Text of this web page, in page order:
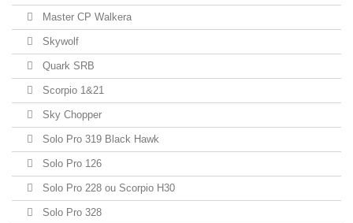
Master CP Walkera
Skywolf
Quark SRB
Scorpio 1&21
Sky Chopper
Solo Pro 319 Black Hawk
Solo Pro 126
Solo Pro 228 ou Scorpio H30
Solo Pro 328